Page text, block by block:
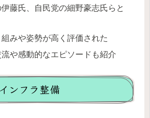
藤氏、自民党の細野豪志氏らと
みや姿勢が高く評価された
や感動的なエピソードも紹介
ンフラ整備